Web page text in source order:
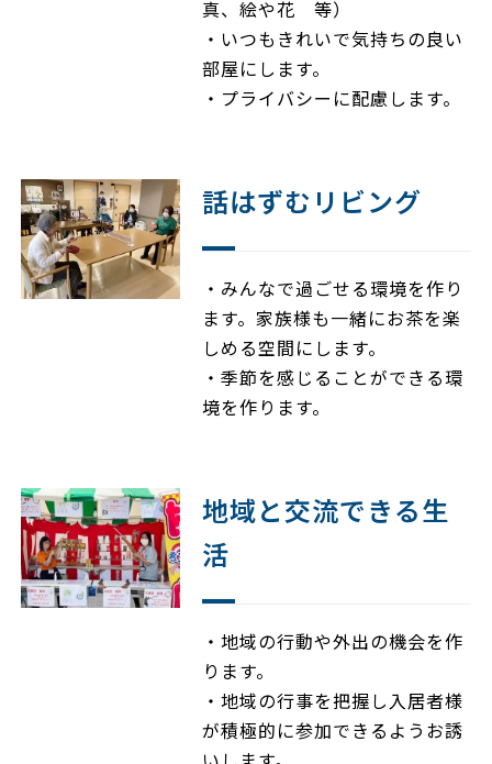
真、絵や花 等）
・いつもきれいで気持ちの良い
部屋にします。
・プライバシーに配慮します。
話はずむリビング
・みんなで過ごせる環境を作り
ます。家族様も一緒にお茶を楽
しめる空間にします。​
・季節を感じることができる環
境を作ります。
地域と交流できる生
活
・地域の行動や外出の機会を作
ります。
・地域の行事を把握し入居者様
が積極的に参加できるようお誘